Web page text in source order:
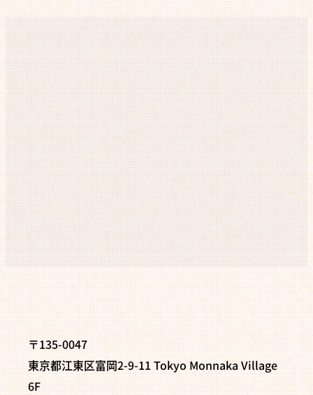
〒135-0047
東京都江東区富岡2-9-11 Tokyo Monnaka Village
6F